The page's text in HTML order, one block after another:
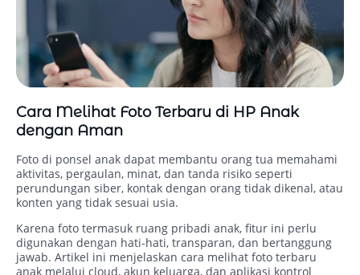
Cara Melihat Foto Terbaru di HP Anak
dengan Aman
Foto di ponsel anak dapat membantu orang tua memahami
aktivitas, pergaulan, minat, dan tanda risiko seperti
perundungan siber, kontak dengan orang tidak dikenal, atau
konten yang tidak sesuai usia.
Karena foto termasuk ruang pribadi anak, fitur ini perlu
digunakan dengan hati-hati, transparan, dan bertanggung
jawab. Artikel ini menjelaskan cara melihat foto terbaru
anak melalui cloud, akun keluarga, dan aplikasi kontrol